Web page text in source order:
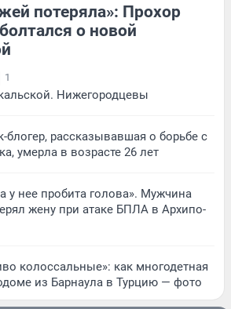
потеряла»: Прохор
о новой
1
Нижегородцевы
блогер, рассказывавшая о борьбе с
умерла в возрасте 26 лет
у нее пробита голова». Мужчина
жену при атаке БПЛА в Архипо-
колоссальные»: как многодетная
из Барнаула в Турцию — фото